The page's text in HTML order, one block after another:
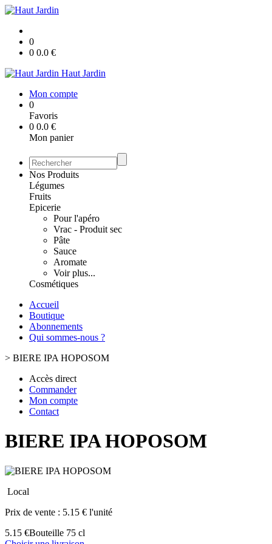
0
0 0.0 €
Haut Jardin
Mon compte
0
Favoris
0 0.0 €
Mon panier
Nos Produits
Légumes
Fruits
Epicerie
Pour l'apéro
Vrac - Produit sec
Pâte
Sauce
Aromate
Voir plus...
Cosmétiques
Accueil
Boutique
Abonnements
Qui sommes-nous ?
> BIERE IPA HOPOSOM
Accès direct
Commander
Mon compte
Contact
BIERE IPA HOPOSOM
Local
Prix de vente : 5.15 € l'unité
5.15 €Bouteille 75 cl